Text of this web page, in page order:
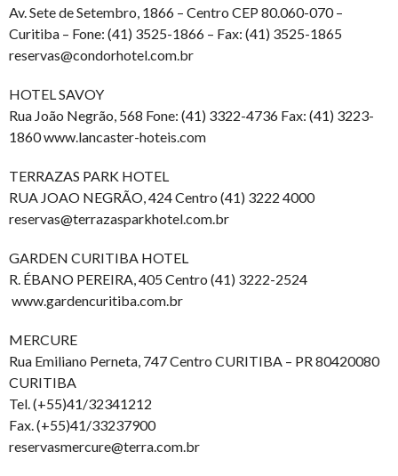
Av. Sete de Setembro, 1866 – Centro CEP 80.060-070 –
Curitiba – Fone: (41) 3525-1866 – Fax: (41) 3525-1865
reservas@condorhotel.com.br
HOTEL SAVOY
Rua João Negrão, 568 Fone: (41) 3322-4736 Fax: (41) 3223-
1860 www.lancaster-hoteis.com
TERRAZAS PARK HOTEL
RUA JOAO NEGRÃO, 424 Centro (41) 3222 4000
reservas@terrazasparkhotel.com.br
GARDEN CURITIBA HOTEL
R. ÉBANO PEREIRA, 405 Centro (41) 3222-2524
www.gardencuritiba.com.br
MERCURE
Rua Emiliano Perneta, 747 Centro CURITIBA – PR 80420080
CURITIBA
Tel. (+55)41/32341212
Fax. (+55)41/33237900
reservasmercure@terra.com.br